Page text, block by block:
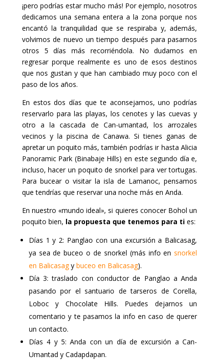
¡pero podrías estar mucho más! Por ejemplo, nosotros
dedicamos una semana entera a la zona porque nos
encantó la tranquilidad que se respiraba y, además,
volvimos de nuevo un tiempo después para pasarnos
otros 5 días más recorriéndola. No dudamos en
regresar porque realmente es uno de esos destinos
que nos gustan y que han cambiado muy poco con el
paso de los años.
En estos dos días que te aconsejamos, uno podrías
reservarlo para las playas, los cenotes y las cuevas y
otro a la cascada de Can-umantad, los arrozales
vecinos y la piscina de Canawa. Si tienes ganas de
apretar un poquito más, también podrías ir hasta Alicia
Panoramic Park (Binabaje Hills) en este segundo día e,
incluso, hacer un poquito de snorkel para ver tortugas.
Para bucear o visitar la isla de Lamanoc, pensamos
que tendrías que reservar una noche más en Anda.
En nuestro «mundo ideal», si quieres conocer Bohol un
poquito bien, la propuesta que tenemos para ties:
Días 1 y 2: Panglao con una excursión a Balicasag,
ya sea de buceo o de snorkel (más info ensnorkel
en Balicasagy buceo en Balicasag).
Día 3: traslado con conductor de Panglao a Anda
pasando por el santuario de tarseros de Corella,
Loboc y Chocolate Hills. Puedes dejarnos un
comentario y te pasamos la info en caso de querer
un contacto.
Días 4 y 5: Anda con un día de excursión a Can-
Umantad y Cadapdapan.